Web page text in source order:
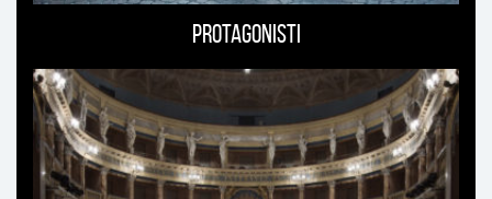
Protagonisti